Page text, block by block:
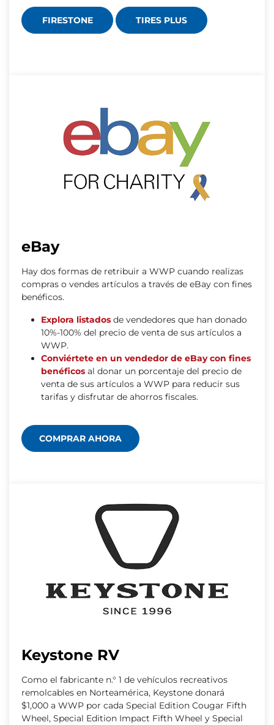
FIRESTONE TIRES PLUS
eBay
Hay dos formas de retribuir a WWP cuando realizas
compras o vendes artículos a través de eBay con fines
benéficos.
Explora listados de vendedores que han donado
10%-100% del precio de venta de sus artículos a
WWP.
Conviértete en un vendedor de eBay con fines
benéficos al donar un porcentaje del precio de
venta de sus artículos a WWP para reducir sus
tarifas y disfrutar de ahorros fiscales.
COMPRAR AHORA
Keystone RV
Como el fabricante n.° 1 de vehículos recreativos
remolcables en Norteamérica, Keystone donará
$1,000 a WWP por cada Special Edition Cougar Fifth
Wheel, Special Edition Impact Fifth Wheel y Special